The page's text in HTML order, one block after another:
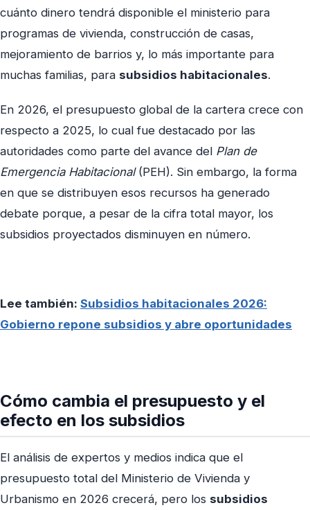
cuánto dinero tendrá disponible el ministerio para
programas de vivienda, construcción de casas,
mejoramiento de barrios y, lo más importante para
muchas familias, para subsidios habitacionales.
En 2026, el presupuesto global de la cartera crece con
respecto a 2025, lo cual fue destacado por las
autoridades como parte del avance del Plan de
Emergencia Habitacional(PEH). Sin embargo, la forma
en que se distribuyen esos recursos ha generado
debate porque, a pesar de la cifra total mayor, los
subsidios proyectados disminuyen en número.
Lee también: Subsidios habitacionales 2026:
Gobierno repone subsidios y abre oportunidades
Cómo cambia el presupuesto y el
efecto en los subsidios
El análisis de expertos y medios indica que el
presupuesto total del Ministerio de Vivienda y
Urbanismo en 2026 crecerá, pero los subsidios